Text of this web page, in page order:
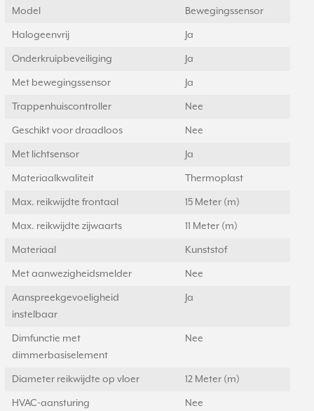
Model Bewegingssensor
Halogeenvrij Ja
Onderkruipbeveiliging Ja
Met bewegingssensor Ja
Trappenhuiscontroller Nee
Geschikt voor draadloos Nee
Met lichtsensor Ja
Materiaalkwaliteit Thermoplast
Max. reikwijdte frontaal 15 Meter (m)
Max. reikwijdte zijwaarts 11 Meter (m)
Materiaal Kunststof
Met aanwezigheidsmelder Nee
Aanspreekgevoeligheid
instelbaar
Ja
Dimfunctie met
dimmerbasiselement
Nee
Diameter reikwijdte op vloer 12 Meter (m)
HVAC-aansturing Nee